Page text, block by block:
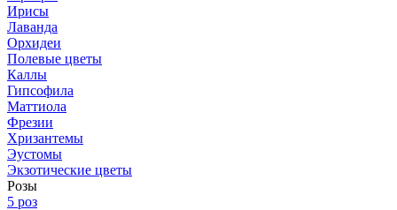
Ирисы
Лаванда
Орхидеи
Полевые цветы
Каллы
Гипсофила
Маттиола
Фрезии
Хризантемы
Эустомы
Экзотические цветы
Розы
5 роз